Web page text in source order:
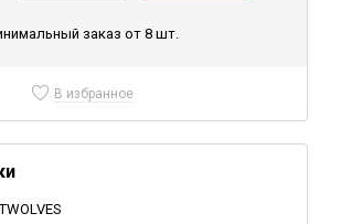
заказ от 8 шт.
В избранное